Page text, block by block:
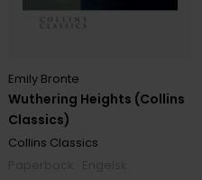
Wuthering Heights (Collins
Classics)
Emily Bronte
Collins Classics